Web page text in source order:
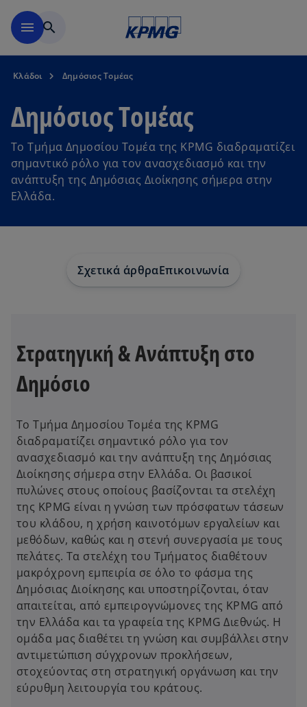
menu search
Κλάδοι Δημόσιος Τομέας
Δημόσιος Τομέας
Το Τμήμα Δημοσίου Τομέα της KPMG διαδραματίζει
σημαντικό ρόλο για τον ανασχεδιασμό και την
ανάπτυξη της Δημόσιας Διοίκησης σήμερα στην
Ελλάδα.
Σχετικά άρθραΕπικοινωνία
Στρατηγική & Ανάπτυξη στο
Δημόσιο
Το Τμήμα Δημοσίου Τομέα της KPMG
διαδραματίζει σημαντικό ρόλο για τον
ανασχεδιασμό και την ανάπτυξη της Δημόσιας
Διοίκησης σήμερα στην Ελλάδα. Οι βασικοί
πυλώνες στους οποίους βασίζονται τα στελέχη
της KPMG είναι η γνώση των πρόσφατων τάσεων
του κλάδου, η χρήση καινοτόμων εργαλείων και
μεθόδων, καθώς και η στενή συνεργασία με τους
πελάτες. Τα στελέχη του Τμήματος διαθέτουν
μακρόχρονη εμπειρία σε όλο το φάσμα της
Δημόσιας Διοίκησης και υποστηρίζονται, όταν
απαιτείται, από εμπειρογνώμονες της KPMG από
την Ελλάδα και τα γραφεία της KPMG Διεθνώς. Η
ομάδα μας διαθέτει τη γνώση και συμβάλλει στην
αντιμετώπιση σύγχρονων προκλήσεων,
στοχεύοντας στη στρατηγική οργάνωση και την
εύρυθμη λειτουργία του κράτους.